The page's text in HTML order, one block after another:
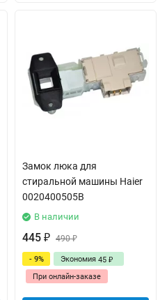
Замок люка для
стиральной машины Haier
0020400505B
В наличии
445 ₽ 490₽
- 9% Экономия 45 ₽
При онлайн-заказе